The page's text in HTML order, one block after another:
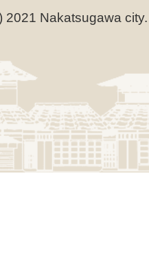
2021 Nakatsugawa